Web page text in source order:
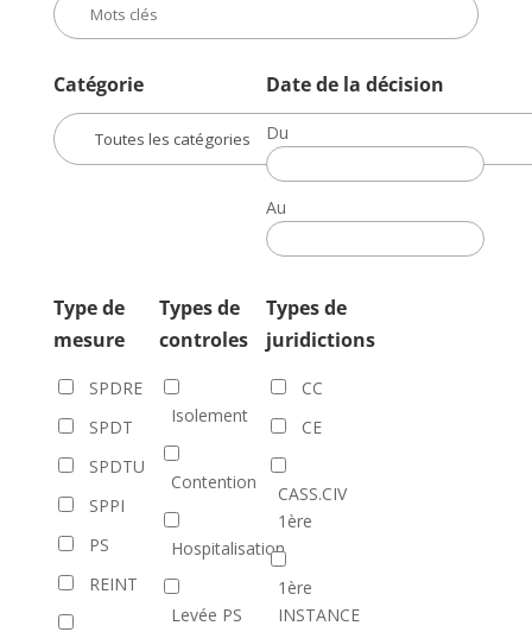
Catégorie Date de la décision
Du
Date
de
la
décision
Au
Date
de
décision
Type de
mesure
SPDRE
SPDT
SPDTU
SPPI
PS
REINT
Types de
controles
Isolement
Contention
Hospitalisation
Levée PS
Types de
juridictions
CC
CE
CASS.CIV
1ère
1ère
INSTANCE